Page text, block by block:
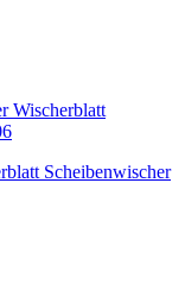
Scheibenwischer